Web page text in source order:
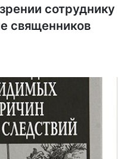
сотруднику
священников